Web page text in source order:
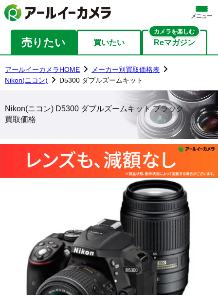
メニュー
売りたい 買いたい Reマガジン
カメラを楽しむ
アールイーカメラHOME
メーカー別買取価格表
Nikon(ニコン)
D5300 ダブルズームキット
Nikon(ニコン) D5300 ダブルズームキット ブラック
買取価格